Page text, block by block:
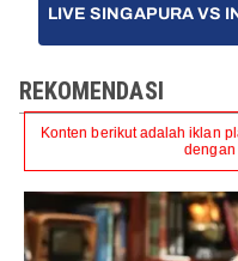
LIVE SINGAPURA VS